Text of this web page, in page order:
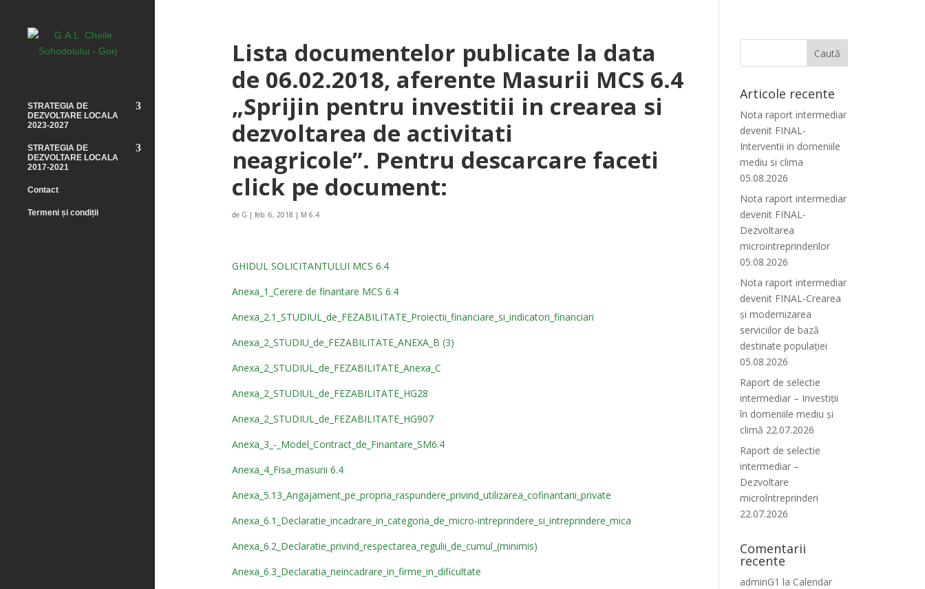
STRATEGIA DE
DEZVOLTARE LOCALA
2023-2027
STRATEGIA DE
DEZVOLTARE LOCALA
2017-2021
Contact
Termeni și condiții
Lista documentelor publicate la data
de 06.02.2018, aferente Masurii MCS 6.4
„Sprijin pentru investitii in crearea si
dezvoltarea de activitati
neagricole”. Pentru descarcare faceti
click pe document:
de G | feb. 6, 2018 | M 6.4
GHIDUL SOLICITANTULUI MCS 6.4
Anexa_1_Cerere de finantare MCS 6.4
Anexa_2.1_STUDIUL_de_FEZABILITATE_Proiectii_financiare_si_indicatori_financiari
Anexa_2_STUDIU_de_FEZABILITATE_ANEXA_B (3)
Anexa_2_STUDIUL_de_FEZABILITATE_Anexa_C
Anexa_2_STUDIUL_de_FEZABILITATE_HG28
Anexa_2_STUDIUL_de_FEZABILITATE_HG907
Anexa_3_-_Model_Contract_de_Finantare_SM6.4
Anexa_4_Fisa_masurii 6.4
Anexa_5.13_Angajament_pe_propria_raspundere_privind_utilizarea_cofinantarii_private
Anexa_6.1_Declaratie_incadrare_in_categoria_de_micro-intreprindere_si_intreprindere_mica
Anexa_6.2_Declaratie_privind_respectarea_regulii_de_cumul_(minimis)
Anexa_6.3_Declaratia_neincadrare_in_firme_in_dificultate
Articole recente
Nota raport intermediar
devenit FINAL-
Interventii in domeniile
mediu si clima
05.08.2026
Nota raport intermediar
devenit FINAL-
Dezvoltarea
microintreprinderilor
05.08.2026
Nota raport intermediar
devenit FINAL-Crearea
și modernizarea
serviciilor de bază
destinate populației
05.08.2026
Raport de selectie
intermediar – Investiții
în domeniile mediu și
climă 22.07.2026
Raport de selectie
intermediar –
Dezvoltare
microîntreprinderi
22.07.2026
Comentarii
recente
adminG1 la Calendar